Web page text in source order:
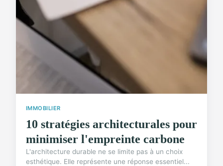
IMMOBILIER
10 stratégies architecturales pour
minimiser l'empreinte carbone
L'architecture durable ne se limite pas à un choix
esthétique. Elle représente une réponse essentiel...